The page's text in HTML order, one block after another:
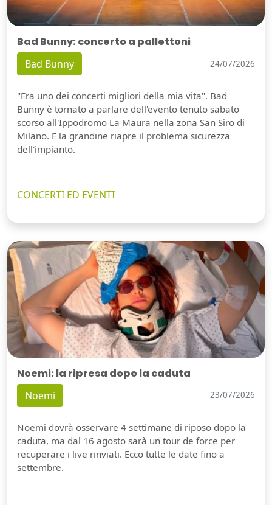
Bad Bunny: concerto a pallettoni
Bad Bunny 24/07/2026
"Era uno dei concerti migliori della mia vita". Bad
Bunny è tornato a parlare dell'evento tenuto sabato
scorso all'Ippodromo La Maura nella zona San Siro di
Milano. E la grandine riapre il problema sicurezza
dell'impianto.
CONCERTI ED EVENTI
Noemi: la ripresa dopo la caduta
Noemi 23/07/2026
Noemi dovrà osservare 4 settimane di riposo dopo la
caduta, ma dal 16 agosto sarà un tour de force per
recuperare i live rinviati. Ecco tutte le date fino a
settembre.